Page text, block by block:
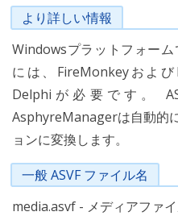
より詳しい情報
Windowsプラットフォー
には、FireMonkeyおよ
Delphiが必要です。
AsphyreManagerは自動的
ョンに変換します。
一般 ASVF ファイル名
media.asvf - メディアファ